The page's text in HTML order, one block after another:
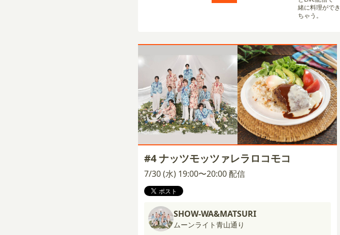
緒に料理ができ
ちゃう。
#4 ナッツモッツァレラロコモコ
7/30 (水) 19:00〜20:00 配信
SHOW-WA&MATSURI
ムーンライト青山通り